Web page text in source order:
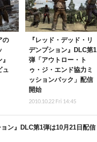
の
ュ
『レッド・デッド・リ
デンプション』DLC第1
弾「アウトロー・ト
ゥ・ジ・エンド協力ミ
ッションパック」配信
開始
2010.10.22 Fri 14:45
ン』DLC第1弾は10月21日配信